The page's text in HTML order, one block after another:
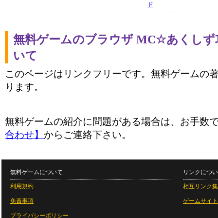
ド
無料ゲームのブラウザ MC☆あくしず
いて
このページはリンクフリーです。無料ゲームの
ります。
無料ゲームの紹介に問題がある場合は、お手数
合わせ】 からご連絡下さい。
無料ゲームについて
利用規約
免責事項
プライバシーポリシー
リンクにつ
相互リンク集
ゲームサイ